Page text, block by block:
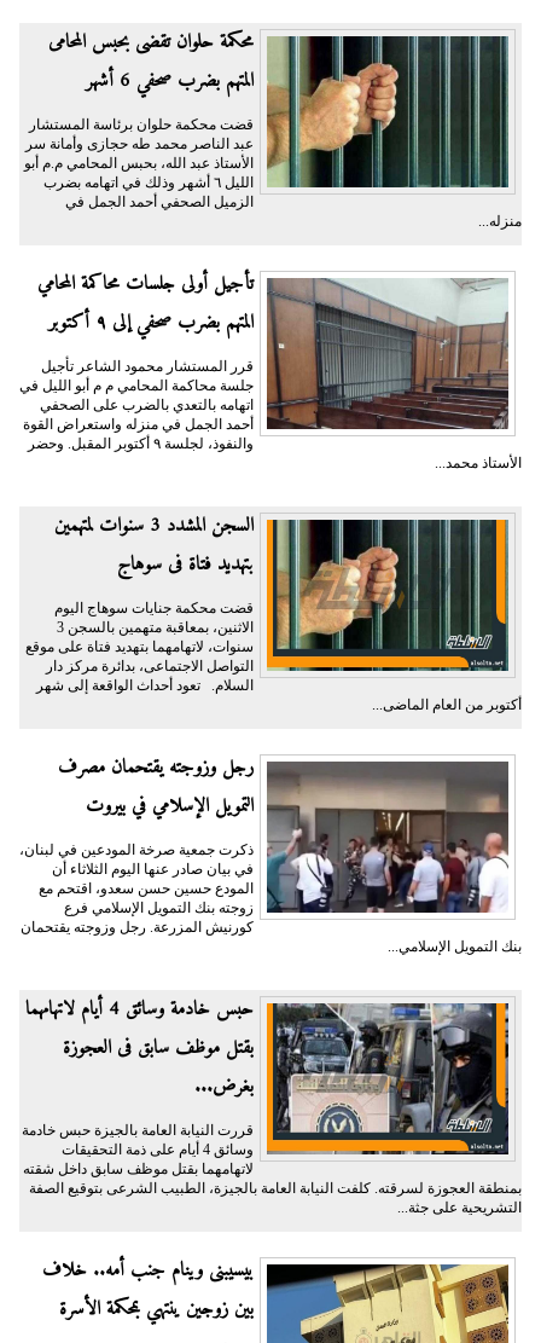
محكمة حلوان تقضى بحبس المحامى
المتهم بضرب صحفي 6 أشهر
قضت محكمة حلوان برئاسة المستشار
عبد الناصر محمد طه حجازى وأمانة سر
الأستاذ عبد الله، بحبس المحامي م.م أبو
الليل ٦ أشهر وذلك في اتهامه بضرب
الزميل الصحفي أحمد الجمل في
منزله...
تأجيل أولى جلسات محاكمة المحامي
المتهم بضرب صحفي إلى ٩ أكتوبر
قرر المستشار محمود الشاعر تأجيل
جلسة محاكمة المحامي م م أبو الليل في
اتهامه بالتعدي بالضرب على الصحفي
أحمد الجمل في منزله واستعراض القوة
والنفوذ، لجلسة ٩ أكتوبر المقبل. وحضر
الأستاذ محمد...
السجن المشدد 3 سنوات لمتهمين
بتهديد فتاة فى سوهاج
قضت محكمة جنايات سوهاج اليوم
الاثنين، بمعاقبة متهمين بالسجن 3
سنوات، لاتهامهما بتهديد فتاة على موقع
التواصل الاجتماعى، بدائرة مركز دار
السلام. تعود أحداث الواقعة إلى شهر
أكتوبر من العام الماضى...
رجل وزوجته يقتحمان مصرف
التمويل الإسلامي في بيروت
ذكرت جمعية صرخة المودعين في لبنان،
في بيان صادر عنها اليوم الثلاثاء أن
المودع حسين حسن سعدو، اقتحم مع
زوجته بنك التمويل الإسلامي فرع
كورنيش المزرعة. رجل وزوجته يقتحمان
بنك التمويل الإسلامي...
حبس خادمة وسائق 4 أيام لاتهامهما
بقتل موظف سابق فى العجوزة
بغرض...
قررت النيابة العامة بالجيزة حبس خادمة
وسائق 4 أيام على ذمة التحقيقات
لاتهامهما بقتل موظف سابق داخل شقته
بمنطقة العجوزة لسرقته. كلفت النيابة العامة بالجيزة، الطبيب الشرعى بتوقيع الصفة
التشريحية على جثة...
بيسيبنى وينام جنب أمه.. خلاف
بين زوجين ينتهي بمحكمة الأسرة